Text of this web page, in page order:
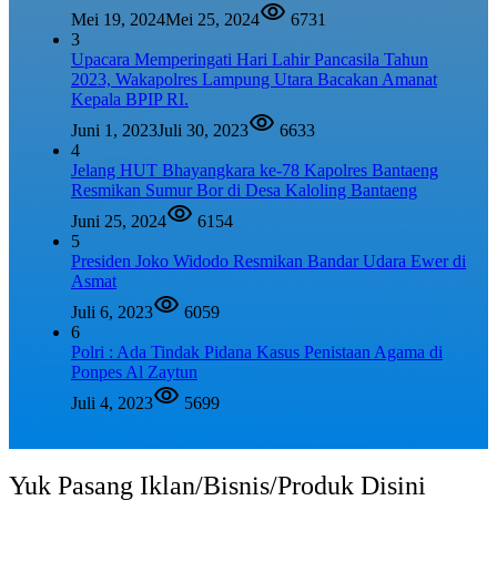
Mei 19, 2024Mei 25, 2024
6731
3
Upacara Memperingati Hari Lahir Pancasila Tahun
2023, Wakapolres Lampung Utara Bacakan Amanat
Kepala BPIP RI.
Juni 1, 2023Juli 30, 2023
6633
4
Jelang HUT Bhayangkara ke-78 Kapolres Bantaeng
Resmikan Sumur Bor di Desa Kaloling Bantaeng
Juni 25, 2024
6154
5
Presiden Joko Widodo Resmikan Bandar Udara Ewer di
Asmat
Juli 6, 2023
6059
6
Polri : Ada Tindak Pidana Kasus Penistaan Agama di
Ponpes Al Zaytun
Juli 4, 2023
5699
Yuk Pasang Iklan/Bisnis/Produk Disini